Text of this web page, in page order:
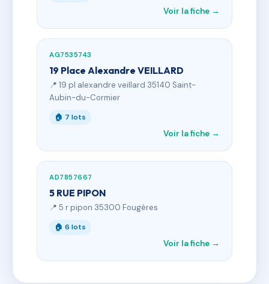
Voir la fiche →
AG7535743
19 Place Alexandre VEILLARD
📍 19 pl alexandre veillard 35140 Saint-
Aubin-du-Cormier
🏠 7 lots
Voir la fiche →
AD7857667
5 RUE PIPON
📍 5 r pipon 35300 Fougères
🏠 6 lots
Voir la fiche →